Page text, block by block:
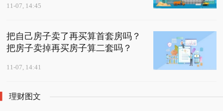
11-07, 14:45
把自己房子卖了再买算首套房吗？
把房子卖掉再买房子算二套吗？
11-07, 14:41
理财图文